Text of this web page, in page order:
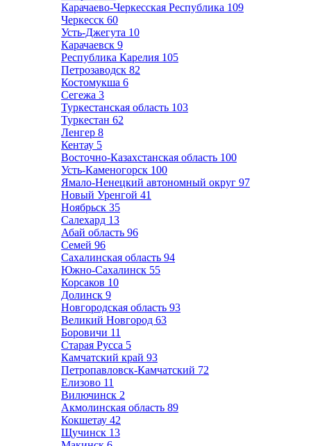
Карачаево-Черкесская Республика 109
Черкесск 60
Усть-Джегута 10
Карачаевск 9
Республика Карелия 105
Петрозаводск 82
Костомукша 6
Сегежа 3
Туркестанская область 103
Туркестан 62
Ленгер 8
Кентау 5
Восточно-Казахстанская область 100
Усть-Каменогорск 100
Ямало-Ненецкий автономный округ 97
Новый Уренгой 41
Ноябрьск 35
Салехард 13
Абай область 96
Семей 96
Сахалинская область 94
Южно-Сахалинск 55
Корсаков 10
Долинск 9
Новгородская область 93
Великий Новгород 63
Боровичи 11
Старая Русса 5
Камчатский край 93
Петропавловск-Камчатский 72
Елизово 11
Вилючинск 2
Акмолинская область 89
Кокшетау 42
Щучинск 13